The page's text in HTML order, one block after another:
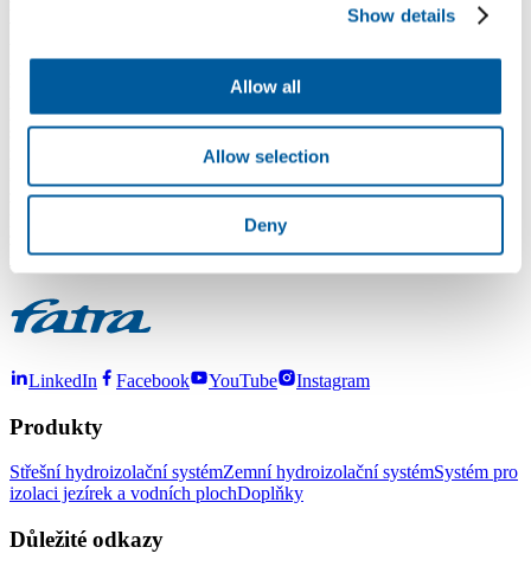
Show details
Allow all
Allow selection
Deny
vážnou vadu, která může mít negativní vliv i na fólii, protože
popraskat. Vedle toho také dochází k objemovým změnám u
polystyrenu, který se vypařuje. Tento jev ovlivňuje i teplota, která je
sice u zemních izolací podstatně menší než např. na střechách,
neznamená to však, že je to v pořádku. Doba životnosti izolace,
že je fólie aplikována v souladu s platnými normami, pravidly a
požadavky výrobce. Inovativní řešení postavená na neznalosti a
zjednodušená řešení s prvky lidové tvořivosti se neslučují s funkční
izolací. S pozdravem Ivan Kučera
LinkedIn Facebook YouTube Instagram
Produkty
Střešní hydroizolační systémZemní hydroizolační systémSystém pro
izolaci jezírek a vodních plochDoplňky
Důležité odkazy